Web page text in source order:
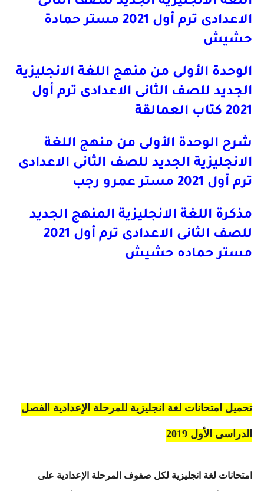
الاعدادى ترم أول 2021 مستر حمادة
حشيش
الوحدة الأولى من منهج اللغة الانجليزية
الجديد للصف الثانى الاعدادى ترم أول
2021 كتاب العمالقة
شرح الوحدة الأولى من منهج اللغة
الانجليزية الجديد للصف الثانى الاعدادى
ترم أول 2021 مستر عمرو رجب
مذكرة اللغة الانجليزية المنهج الجديد
للصف الثانى الاعدادى ترم أول 2021
مستر حماده حشيش
تحميل امتحانات لغة انجليزية للمرحلة الإعدادية الفصل
الدراسى الأول 2019
امتحانات لغة انجليزية لكل صفوف المرحلة الإعدادية على